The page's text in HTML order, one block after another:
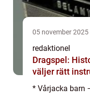
05 november 2025
redaktionel
Dragspel:
väljer rätt
* Vårjacka barn